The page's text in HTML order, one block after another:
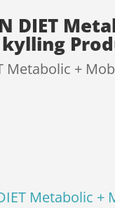
DIET
Metabolic +
Metabolic